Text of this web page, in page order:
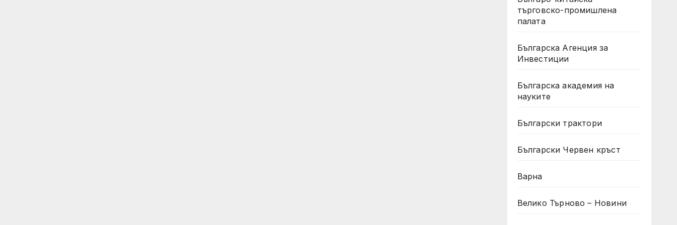
търговско-промишлена
палата
Българска Агенция за
Инвестиции
Българска академия на
науките
Български трактори
Български Червен кръст
Варна
Велико Търново – Новини